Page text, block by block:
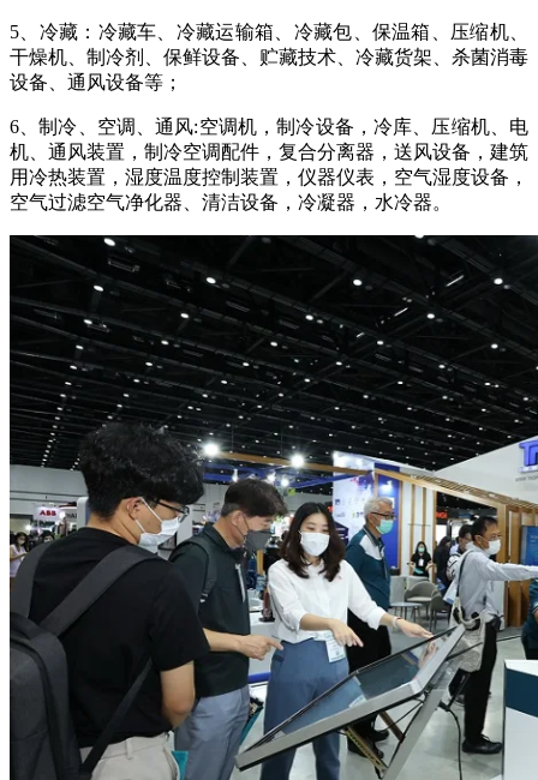
5、冷藏：冷藏车、冷藏运输箱、冷藏包、保温箱、压缩机、
干燥机、制冷剂、保鲜设备、贮藏技术、冷藏货架、杀菌消毒
设备、通风设备等；
6、制冷、空调、通风:空调机，制冷设备，冷库、压缩机、电
机、通风装置，制冷空调配件，复合分离器，送风设备，建筑
用冷热装置，湿度温度控制装置，仪器仪表，空气湿度设备，
空气过滤空气净化器、清洁设备，冷凝器，水冷器。